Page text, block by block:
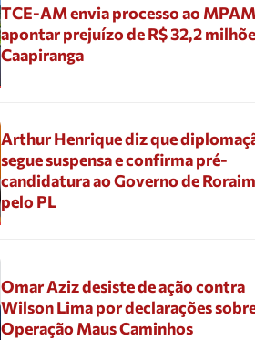
TCE-AM envia processo ao
apontar prejuízo de R$ 32,2
Caapiranga
Arthur Henrique diz que
segue suspensa e confirma pré-
candidatura ao Governo de
pelo PL
Omar Aziz desiste de ação contra
Wilson Lima por declarações
Operação Maus Caminhos